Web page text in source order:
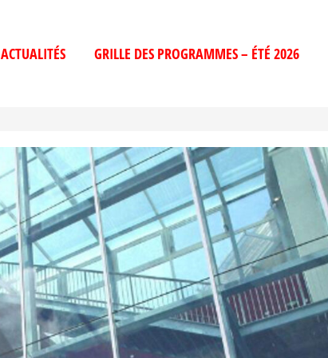
ACTUALITÉS GRILLE DES PROGRAMMES – ÉTÉ 2026